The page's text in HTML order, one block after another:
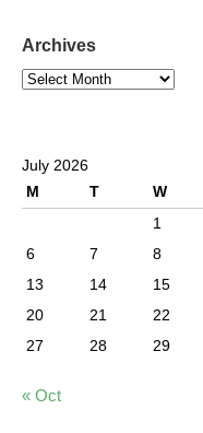
Archives
July 2026
M
T W
1
6
7 8
13
14 15
20
21 22
27
28 29
« Oct